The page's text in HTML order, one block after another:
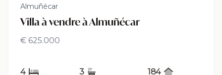
Almuñécar
Villa à vendre à Almuñécar
€ 625.000
4 3 184